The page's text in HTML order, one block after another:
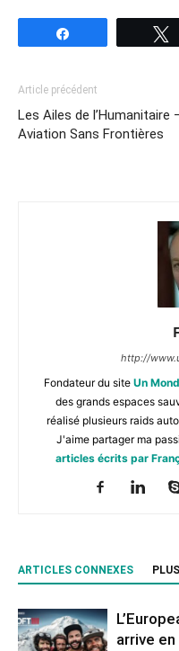
Article précédent
Les Ailes de l’Humanitaire
Aviation Sans Frontières
http://
Fondateur du site Un
des grands espaces
réalisé plusieurs raids
J'aime partager ma
articles écrits par
ARTICLES CONNEXES
arrive